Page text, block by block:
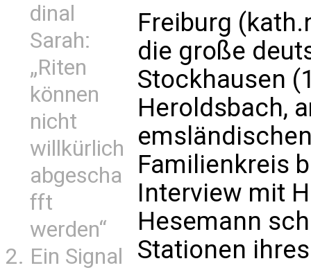
dinal
Sarah:
„Riten
können
nicht
willkürlich
abgescha
fft
werden“
Ein Signal
Freiburg
die große
Stockhausen
Heroldsbach,
Familienkreis
Interview mit
Hesemann
Stationen